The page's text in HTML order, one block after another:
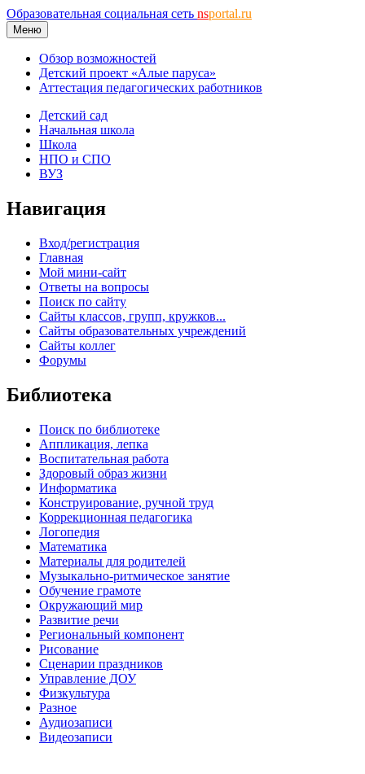
Образовательная социальная сеть nsportal.ru
Меню
Обзор возможностей
Детский проект «Алые паруса»
Аттестация педагогических работников
Детский сад
Начальная школа
Школа
НПО и СПО
ВУЗ
Навигация
Вход/регистрация
Главная
Мой мини-сайт
Ответы на вопросы
Поиск по сайту
Сайты классов, групп, кружков...
Сайты образовательных учреждений
Сайты коллег
Форумы
Библиотека
Поиск по библиотеке
Аппликация, лепка
Воспитательная работа
Здоровый образ жизни
Информатика
Конструирование, ручной труд
Коррекционная педагогика
Логопедия
Математика
Материалы для родителей
Музыкально-ритмическое занятие
Обучение грамоте
Окружающий мир
Развитие речи
Региональный компонент
Рисование
Сценарии праздников
Управление ДОУ
Физкультура
Разное
Аудиозаписи
Видеозаписи